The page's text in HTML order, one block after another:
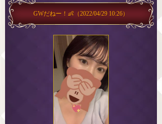
GWだねー！👶 （2022/04/29 10:26）